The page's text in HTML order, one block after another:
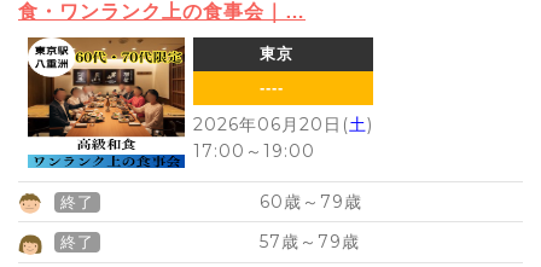
食・ワンランク上の食事会｜…
東京
----
2026年06月20日(土)
17:00 ～ 19:00
終了 60歳～ 79歳
終了 57歳～ 79歳